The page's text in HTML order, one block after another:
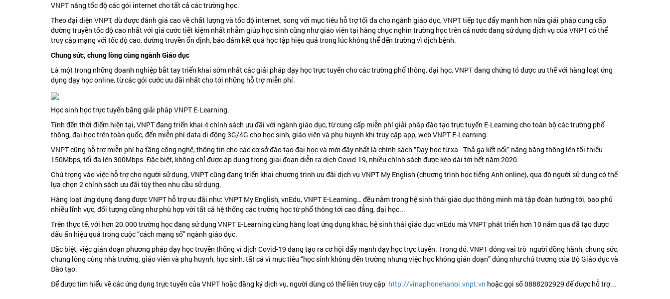
VNPT nâng tốc độ các gói internet cho tất cả các trường học.
Theo đại diện VNPT, dù được đánh giá cao về chất lượng và tốc độ internet, song với mục tiêu hỗ trợ tối đa cho ngành giáo dục, VNPT tiếp tục đẩy mạnh hơn nữa giải pháp cung cấp
đường truyền tốc độ cao nhất với giá cước tiết kiệm nhất nhằm giúp học sinh cũng như giáo viên tại hàng chục nghìn trường học trên cả nước đang sử dụng dịch vụ của VNPT có thể
truy cập mạng với tốc độ cao, đường truyền ổn định, bảo đảm kết quả học tập hiệu quả trong lúc không thể đến trường vì dịch bệnh.
Chung sức, chung lòng cùng ngành Giáo dục
Là một trong những doanh nghiệp bắt tay triển khai sớm nhất các giải pháp dạy học trực tuyến cho các trường phổ thông, đại học, VNPT đang chứng tỏ được ưu thế với hàng loạt ứng
dụng dạy học online, từ các gói cước ưu đãi nhất cho tới những hỗ trợ miễn phí.
Học sinh học trực tuyến bằng giải pháp VNPT E-Learning.
Tính đến thời điểm hiện tại, VNPT đang triển khai 4 chính sách ưu đãi với ngành giáo dục, từ cung cấp miễn phí giải pháp đào tạo trực tuyến E-Learning cho toàn bộ các trường phổ
thông, đại học trên toàn quốc, đến miễn phí data di động 3G/4G cho học sinh, giáo viên và phụ huynh khi truy cập app, web VNPT E-Learning.
VNPT cũng hỗ trợ miễn phí hạ tầng công nghệ, thông tin cho các cơ sở đào tạo đại học và mới đây nhất là chính sách “Dạy học từ xa - Thả ga kết nối” nâng băng thông lên tối thiểu
150Mbps, tối đa lên 300Mbps. Đặc biệt, không chỉ được áp dụng trong giai đoạn diễn ra dịch Covid-19, nhiều chính sách được kéo dài tới hết năm 2020.
Chú trọng vào việc hỗ trợ cho người sử dụng, VNPT cũng đang triển khai chương trình ưu đãi dịch vụ VNPT My English (chương trình học tiếng Anh online), qua đó người sử dụng có thể
lựa chọn 2 chính sách ưu đãi tùy theo nhu cầu sử dụng.
Hàng loạt ứng dụng đang được VNPT hỗ trợ ưu đãi như: VNPT My English, vnEdu, VNPT E-Learning… đều nằm trong hệ sinh thái giáo dục thông minh mà tập đoàn hướng tới, bao phủ
nhiều lĩnh vực, đối tượng cũng như phù hợp với tất cả hệ thống các trường học từ phổ thông tới cao đẳng, đại học...
Trên thực tế, với hơn 20.000 trường học đang sử dụng VNPT E-Learning cùng hàng loạt ứng dụng khác, hệ sinh thái giáo dục vnEdu mà VNPT phát triển hơn 10 năm qua đã tạo được
dấu ấn hiệu quả trong cuộc “cách mạng số” ngành giáo dục.
Đặc biệt, việc gián đoạn phương pháp dạy học truyền thống vì dịch Covid-19 đang tạo ra cơ hội đẩy mạnh dạy học trực tuyến. Trong đó, VNPT đóng vai trò người đồng hành, chung sức,
chung lòng cùng nhà trường, giáo viên và phụ huynh, học sinh, tất cả vì mục tiêu “học sinh không đến trường nhưng việc học không gián đoạn” đúng như chủ trương của Bộ Giáo dục và
Đào tạo.
Để được tìm hiểu về các ứng dụng trực tuyến của VNPT hoặc đăng ký dịch vụ, người dùng có thể liên truy cập http://vinaphonehanoi.vnpt.vn hoặc gọi số 0888202929 để được hỗ trợ...